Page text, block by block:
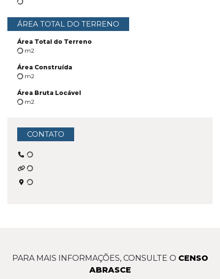
ÁREA TOTAL DO TERRENO
Área Total do Terreno
m2
Área Construída
m2
Área Bruta Locável
m2
CONTATO
PARA MAIS INFORMAÇÕES, CONSULTE O CENSO
ABRASCE